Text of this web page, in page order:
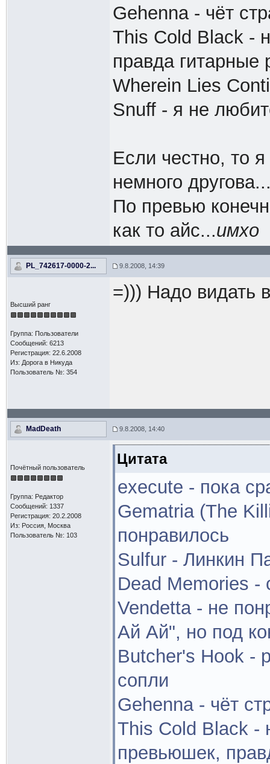
Gehenna - чёт
This Cold Black -
правда
Wherein Lies
Snuff - я не
Если честно, то
немного
По превью
как то айс...имхо
PL_742617-0000-2... 9.8.2008, 14:39
Высший ранг
Группа: Пользователи
Сообщений: 6213
Регистрация: 22.6.2008
Из: Дорога в Никуда
Пользователь №: 354
=))) Надо видать
MadDeath 9.8.2008, 14:40
Почётный пользователь
Группа: Редактор
Сообщений: 1337
Регистрация: 20.2.2008
Из: Россия, Москва
Пользователь №: 103
Цитата
execute - пока
Gematria (The
понравилось
Sulfur - Линкин
Dead Memories -
Vendetta - не
Ай Ай", но под
Butcher's Hook -
сопли
Gehenna - чёт
This Cold Black
превьюшек,